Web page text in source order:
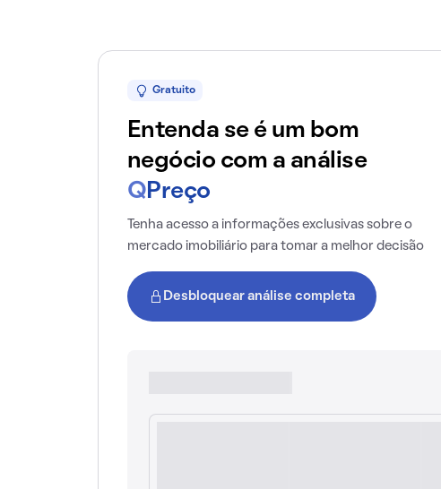
Gratuito
Entenda se é um bom
negócio com a análise
Q Preço
Tenha acesso a informações exclusivas sobre o
mercado imobiliário para tomar a melhor decisão
Desbloquear análise completa